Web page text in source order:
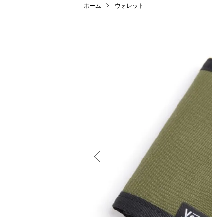
ホーム ウォレット